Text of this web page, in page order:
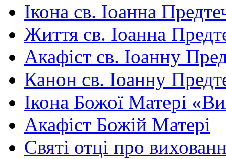
Ікона св. Іоанна
Життя св. Іоанна
Акафіст св. Іоанну
Канон св. Іоанну
Ікона Божої Матері
Акафіст Божій Матері
Святі отці про